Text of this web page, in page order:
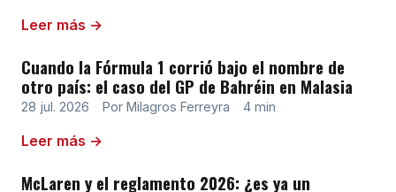
Leer más →
Cuando la Fórmula 1 corrió bajo el nombre de
otro país: el caso del GP de Bahréin en Malasia
28 jul. 2026 · Por Milagros Ferreyra · 4 min
Leer más →
McLaren y el reglamento 2026: ¿es ya un